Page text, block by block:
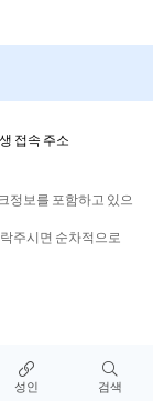
접속 주소
정보를 포함하고 있으
주시면 순차적으로
성인 검색